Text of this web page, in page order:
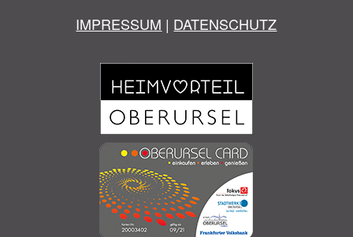
IMPRESSUM | DATENSCHUTZ